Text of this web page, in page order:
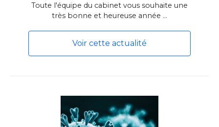
Toute l'équipe du cabinet vous souhaite une
très bonne et heureuse année ...
Voir cette actualité